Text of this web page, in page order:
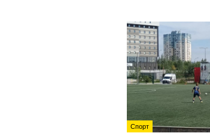
Спорт